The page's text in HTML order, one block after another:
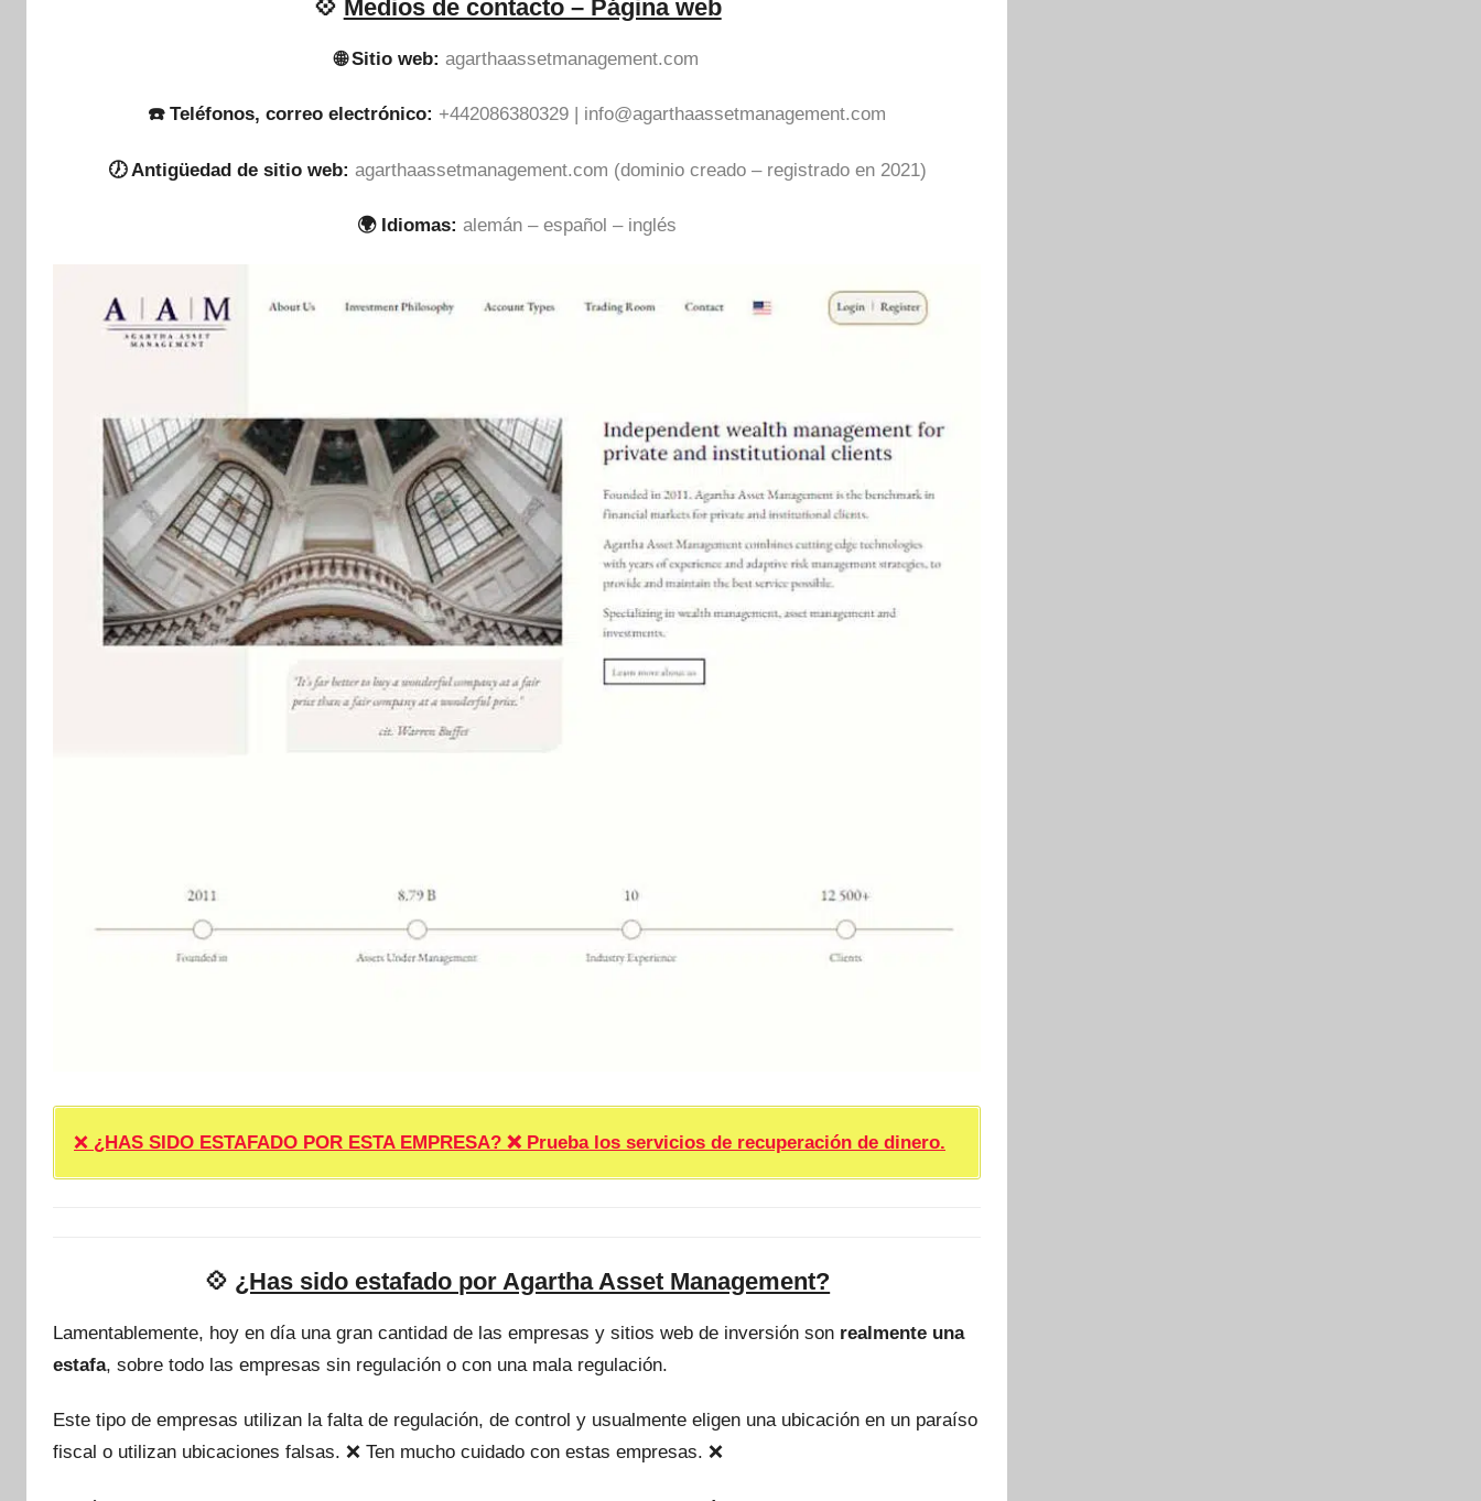
💠 Medios de contacto – Página web
🌐 Sitio web: agarthaassetmanagement.com
☎️ Teléfonos, correo electrónico: +442086380329 | info@agarthaassetmanagement.com
🕖 Antigüedad de sitio web: agarthaassetmanagement.com (dominio creado – registrado en 2021)
🌍 Idiomas: alemán – español – inglés
❌ ¿HAS SIDO ESTAFADO POR ESTA EMPRESA? ❌ Prueba los servicios de recuperación de dinero.
💠 ¿Has sido estafado por Agartha Asset Management?
Lamentablemente, hoy en día una gran cantidad de las empresas y sitios web de inversión son realmente una
estafa, sobre todo las empresas sin regulación o con una mala regulación.
Este tipo de empresas utilizan la falta de regulación, de control y usualmente eligen una ubicación en un paraíso
fiscal o utilizan ubicaciones falsas. ❌ Ten mucho cuidado con estas empresas. ❌